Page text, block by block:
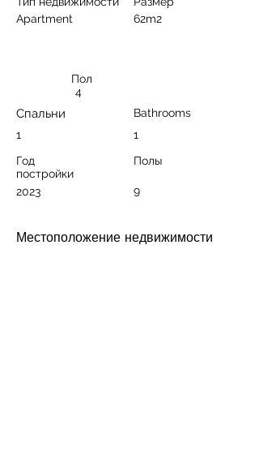
Apartment
62m2
Пол
4
Спальни
1
Год
постройки
2023
Bathrooms
1
Полы
9
Местоположение недвижимости